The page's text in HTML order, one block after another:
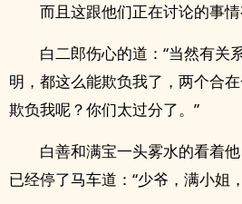
而且这跟他们正在讨论的事
白二郎伤心的道：“当然有关
明，都这么能欺负我了，两个合
欺负我呢？你们太过分了。”
白善和满宝一头雾水的看着
已经停了马车道：“少爷，满小姐